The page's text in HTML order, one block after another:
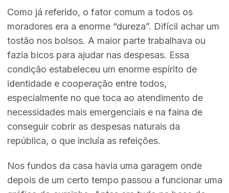
Como já referido, o fator comum a todos os
moradores era a enorme “dureza”. Difícil achar um
tostão nos bolsos. A maior parte trabalhava ou
fazia bicos para ajudar nas despesas. Essa
condição estabeleceu um enorme espírito de
identidade e cooperação entre todos,
especialmente no que toca ao atendimento de
necessidades mais emergenciais e na faina de
conseguir cobrir as despesas naturais da
república, o que incluía as refeições.
Nos fundos da casa havia uma garagem onde
depois de um certo tempo passou a funcionar uma